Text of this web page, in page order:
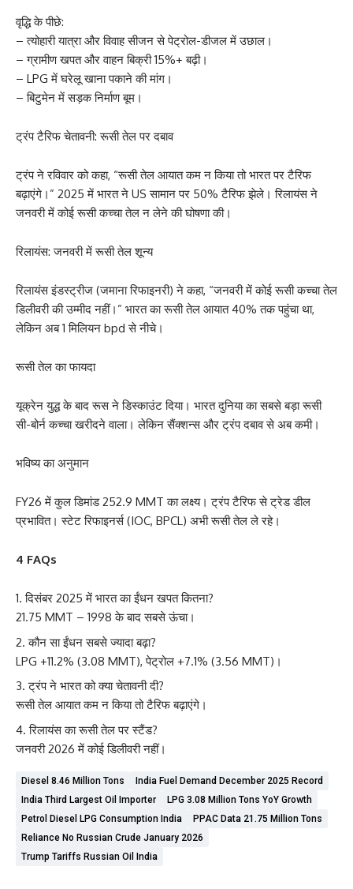
वृद्धि के पीछे:
– त्योहारी यात्रा और विवाह सीजन से पेट्रोल-डीजल में उछाल।
– ग्रामीण खपत और वाहन बिक्री 15%+ बढ़ी।
– LPG में घरेलू खाना पकाने की मांग।
– बिटुमेन में सड़क निर्माण बूम।
ट्रंप टैरिफ चेतावनी: रूसी तेल पर दबाव
ट्रंप ने रविवार को कहा, “रूसी तेल आयात कम न किया तो भारत पर टैरिफ
बढ़ाएंगे।” 2025 में भारत ने US सामान पर 50% टैरिफ झेले। रिलायंस ने
जनवरी में कोई रूसी कच्चा तेल न लेने की घोषणा की।
रिलायंस: जनवरी में रूसी तेल शून्य
रिलायंस इंडस्ट्रीज (जमाना रिफाइनरी) ने कहा, “जनवरी में कोई रूसी कच्चा तेल
डिलीवरी की उम्मीद नहीं।” भारत का रूसी तेल आयात 40% तक पहुंचा था,
लेकिन अब 1 मिलियन bpd से नीचे।
रूसी तेल का फायदा
यूक्रेन युद्ध के बाद रूस ने डिस्काउंट दिया। भारत दुनिया का सबसे बड़ा रूसी
सी-बोर्न कच्चा खरीदने वाला। लेकिन सैंक्शन्स और ट्रंप दबाव से अब कमी।
भविष्य का अनुमान
FY26 में कुल डिमांड 252.9 MMT का लक्ष्य। ट्रंप टैरिफ से ट्रेड डील
प्रभावित। स्टेट रिफाइनर्स (IOC, BPCL) अभी रूसी तेल ले रहे।
4 FAQs
दिसंबर 2025 में भारत का ईंधन खपत कितना?
21.75 MMT – 1998 के बाद सबसे ऊंचा।
कौन सा ईंधन सबसे ज्यादा बढ़ा?
LPG +11.2% (3.08 MMT), पेट्रोल +7.1% (3.56 MMT)।
ट्रंप ने भारत को क्या चेतावनी दी?
रूसी तेल आयात कम न किया तो टैरिफ बढ़ाएंगे।
रिलायंस का रूसी तेल पर स्टैंड?
जनवरी 2026 में कोई डिलीवरी नहीं।
Diesel 8.46 Million Tons
India Fuel Demand December 2025 Record
India Third Largest Oil Importer
LPG 3.08 Million Tons YoY Growth
Petrol Diesel LPG Consumption India
PPAC Data 21.75 Million Tons
Reliance No Russian Crude January 2026
Trump Tariffs Russian Oil India